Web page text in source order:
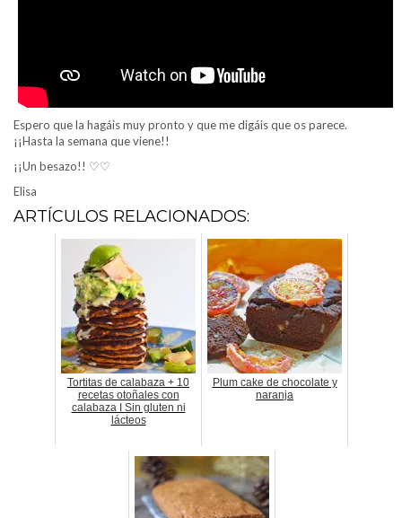
Espero que la hagáis muy pronto y que me digáis que os parece.
¡¡Hasta la semana que viene!!
¡¡Un besazo!! ♡♡
Elisa
ARTÍCULOS RELACIONADOS:
Tortitas de calabaza + 10
recetas otoñales con
calabaza I Sin gluten ni
lácteos
Plum cake de chocolate y
naranja